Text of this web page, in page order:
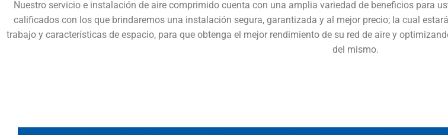
Nuestro servicio e instalación de aire comprimido cuenta con una amplia variedad de beneficios para
calificados con los que brindaremos una instalación segura, garantizada y al mejor precio; la cual
trabajo y características de espacio, para que obtenga el mejor rendimiento de su red de aire y
del mismo.